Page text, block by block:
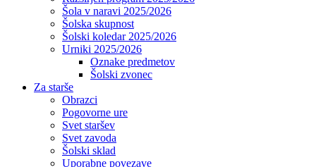
Šola v naravi 2025/2026
Šolska skupnost
Šolski koledar 2025/2026
Urniki 2025/2026
Oznake predmetov
Šolski zvonec
Za starše
Obrazci
Pogovorne ure
Svet staršev
Svet zavoda
Šolski sklad
Uporabne povezave